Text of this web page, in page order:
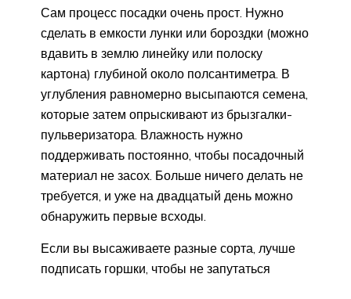
Сам процесс посадки очень прост. Нужно
сделать в емкости лунки или бороздки (можно
вдавить в землю линейку или полоску
картона) глубиной около полсантиметра. В
углубления равномерно высыпаются семена,
которые затем опрыскивают из брызгалки-
пульверизатора. Влажность нужно
поддерживать постоянно, чтобы посадочный
материал не засох. Больше ничего делать не
требуется, и уже на двадцатый день можно
обнаружить первые всходы.
Если вы высаживаете разные сорта, лучше
подписать горшки, чтобы не запутаться